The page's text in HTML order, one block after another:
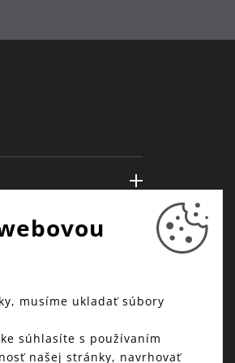
musíme ukladať súbory
súhlasíte s používaním
našej stránky, navrhovať